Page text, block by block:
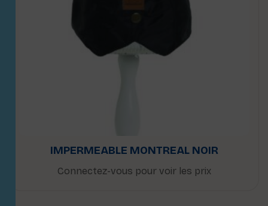
IMPERMEABLE MONTREAL NOIR
Connectez-vous pour voir les prix